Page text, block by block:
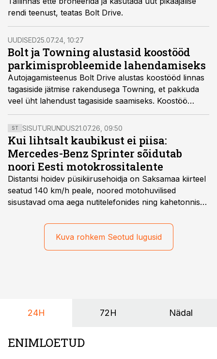
rendi teenust, teatas Bolt Drive.
UUDISED25.07.24, 10:27
Bolt ja Towning alustasid koostööd
parkimisprobleemide lahendamiseks
Autojagamisteenus Bolt Drive alustas koostööd linnas
tagasiside jätmise rakendusega Towning, et pakkuda
veel üht lahendust tagasiside saamiseks. Koostöö
eesmärk on muuta linnad paremaks elukohaks,
pakkudes uut kiiret ja tõhusat kommunikatsioonikanalit
ettevõtte ja linnaelanike vahel.
ST SISUTURUNDUS21.07.26, 09:50
Kui lihtsalt kaubikust ei piisa:
Mercedes-Benz Sprinter sõidutab
noori Eesti motokrossitalente
Distantsi hoidev püsikiirusehoidja on Saksamaa kiirteel
seatud 140 km/h peale, noored motohuvilised
sisustavad oma aega nutitelefonides ning kahetonnises
varustusega. Õige pea on Prantsusmaal, Romagnes
algamas juuniorite motokrossi
maailmameistrivõistlused.
Kuva rohkem Seotud lugusid
24H 72H Nädal
ENIMLOETUD